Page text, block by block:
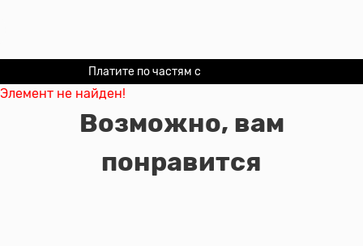
Платите по частям с
Элемент не найден!
Возможно, вам
понравится